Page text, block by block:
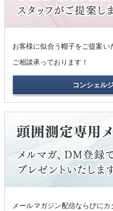
お客様に似合う帽子をご提案
ご相談承っております！
コンシェル
メールマガジン配信ならびに